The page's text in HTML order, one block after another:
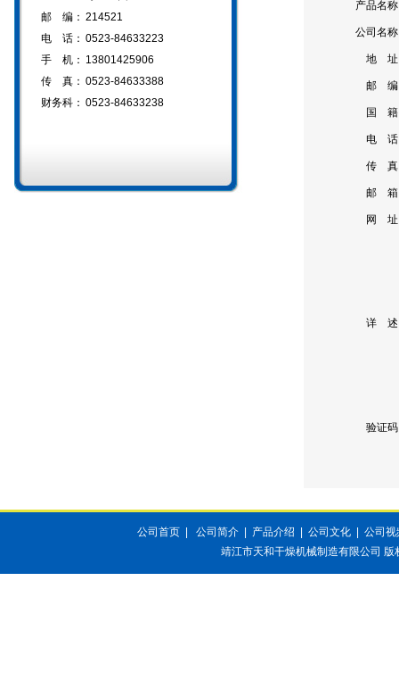
邮 编： 214521
电 话： 0523-84633223
手 机： 13801425906
传 真： 0523-84633388
财务科： 0523-84633238
产品名
公司名
地 址
邮 编
国 籍
电 话
传 真
邮 箱
网 址
详 述
验证
公司首页 公司简介 产品介绍 公司文化
公司视
靖江市天和干燥机械制造有限公司 版